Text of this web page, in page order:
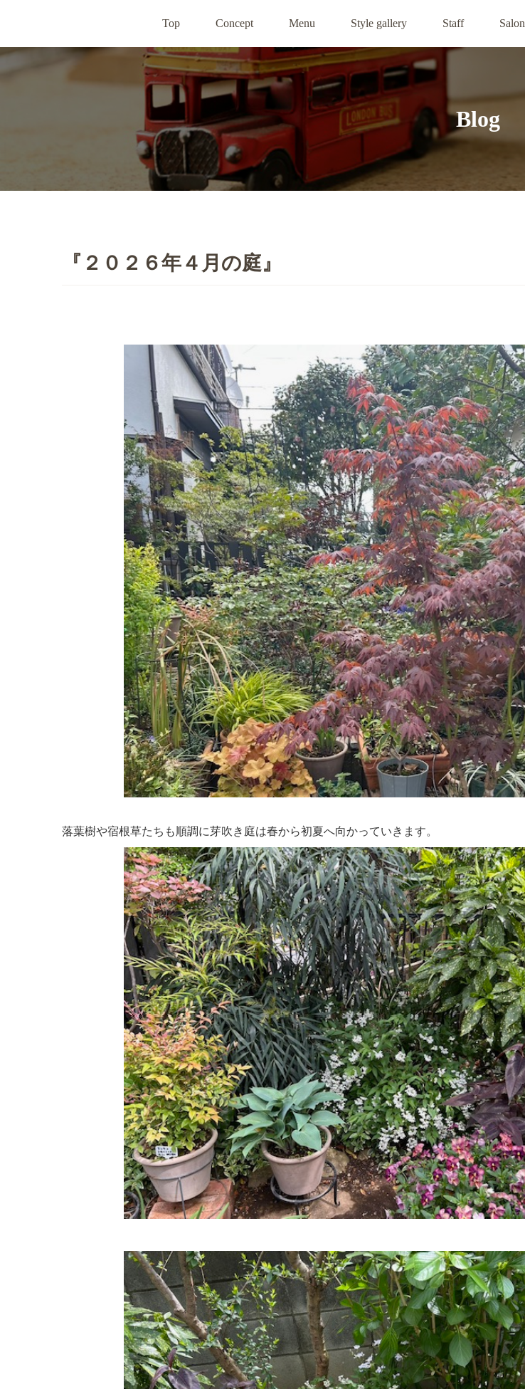
Top Concept Menu Style gallery Staff Salon
Blog
『２０２６年４月の庭』
落葉樹や宿根草たちも順調に芽吹き庭は春から初夏へ向かっていきます。